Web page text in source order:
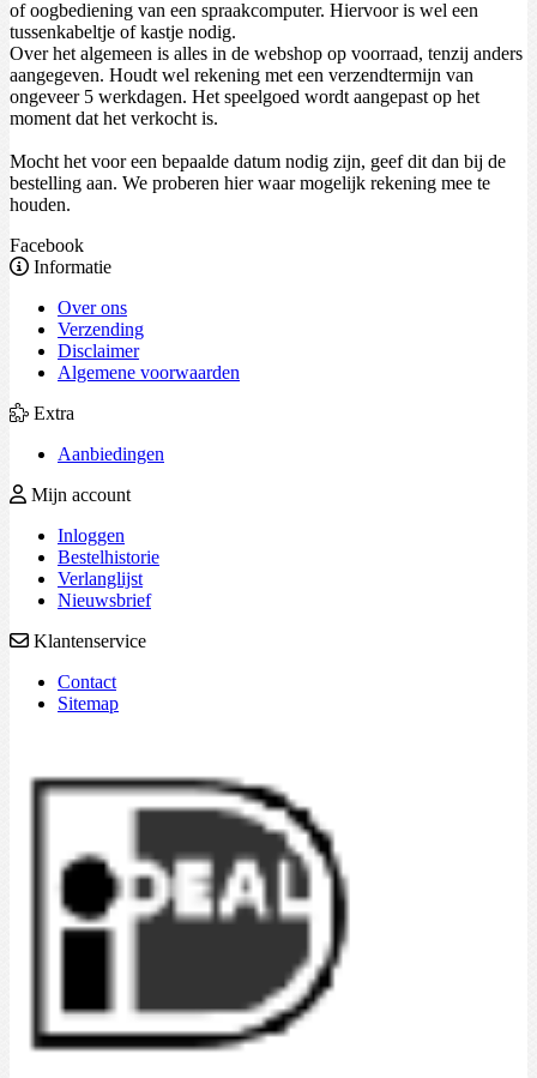
of oogbediening van een spraakcomputer. Hiervoor is wel een
tussenkabeltje of kastje nodig.
Over het algemeen is alles in de webshop op voorraad, tenzij anders
aangegeven. Houdt wel rekening met een verzendtermijn van
ongeveer 5 werkdagen. Het speelgoed wordt aangepast op het
moment dat het verkocht is.
Mocht het voor een bepaalde datum nodig zijn, geef dit dan bij de
bestelling aan. We proberen hier waar mogelijk rekening mee te
houden.
Facebook
Informatie
Over ons
Verzending
Disclaimer
Algemene voorwaarden
Extra
Aanbiedingen
Mijn account
Inloggen
Bestelhistorie
Verlanglijst
Nieuwsbrief
Klantenservice
Contact
Sitemap